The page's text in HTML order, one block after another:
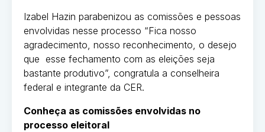
Izabel Hazin parabenizou as comissões e pessoas
envolvidas nesse processo “Fica nosso
agradecimento, nosso reconhecimento, o desejo
que esse fechamento com as eleições seja
bastante produtivo”, congratula a conselheira
federal e integrante da CER.
Conheça as comissões envolvidas no
processo eleitoral